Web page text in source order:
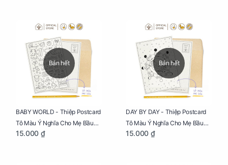
Bán hết
BABY WORLD - Thiệp Postcard
Tô Màu Ý Nghĩa Cho Mẹ Bầu
Sáng Tạo, Thư Giãn Và Hạnh
15.000 ₫
Bán hết
DAY BY DAY - Thiệp Postcard
Tô Màu Ý Nghĩa Cho Mẹ Bầu
Sáng Tạo, Thư Giãn Và Hạnh
15.000 ₫